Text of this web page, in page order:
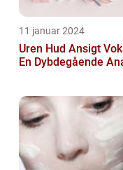
11 januar 2024
Uren Hud Ansigt
En Dybdegående